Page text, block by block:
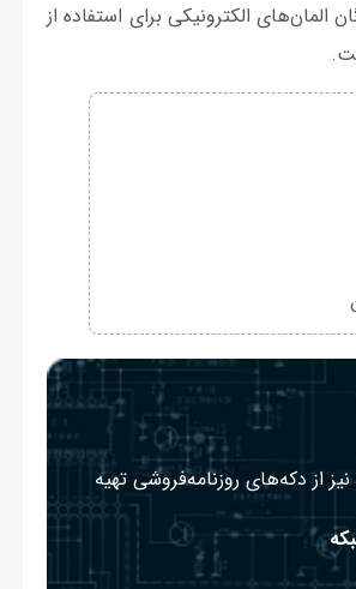
المان‌‌های الکترونیکی برای استفاده از
از دکه‌های روزنامه‌فروشی تهیه